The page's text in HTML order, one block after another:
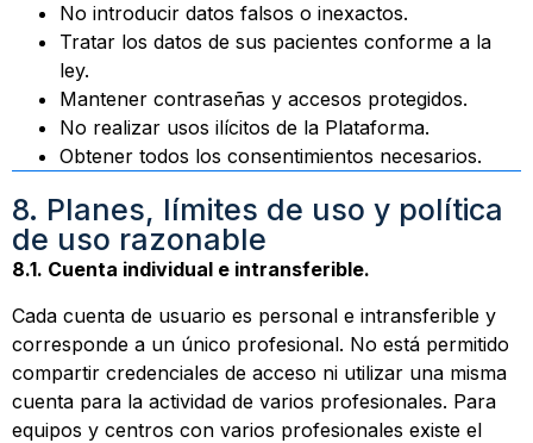
No introducir datos falsos o inexactos.
Tratar los datos de sus pacientes conforme a la
ley.
Mantener contraseñas y accesos protegidos.
No realizar usos ilícitos de la Plataforma.
Obtener todos los consentimientos necesarios.
8. Planes, límites de uso y política
de uso razonable
8.1. Cuenta individual e intransferible.
Cada cuenta de usuario es personal e intransferible y
corresponde a un único profesional. No está permitido
compartir credenciales de acceso ni utilizar una misma
cuenta para la actividad de varios profesionales. Para
equipos y centros con varios profesionales existe el